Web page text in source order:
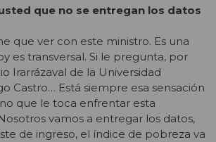
que no se entregan los datos
que ver con este ministro. Es una
es transversal. Si le pregunta, por
Irarrázaval de la Universidad
Castro… Está siempre esa sensación
que le toca enfrentar esta
vamos a entregar los datos,
de ingreso, el índice de pobreza va